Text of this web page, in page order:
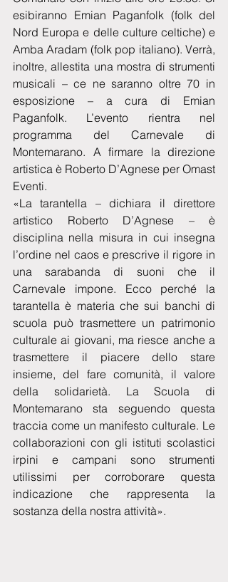
esibiranno Emian Paganfolk (folk del
Nord Europa e delle culture celtiche) e
Amba Aradam (folk pop italiano). Verrà,
inoltre, allestita una mostra di strumenti
musicali – ce ne saranno oltre 70 in
esposizione – a cura di Emian
Paganfolk. L’evento rientra nel
programma del Carnevale di
Montemarano. A firmare la direzione
artistica è Roberto D’Agnese per Omast
Eventi.
«La tarantella – dichiara il direttore
artistico Roberto D’Agnese – è
disciplina nella misura in cui insegna
l’ordine nel caos e prescrive il rigore in
una sarabanda di suoni che il
Carnevale impone. Ecco perché la
tarantella è materia che sui banchi di
scuola può trasmettere un patrimonio
culturale ai giovani, ma riesce anche a
trasmettere il piacere dello stare
insieme, del fare comunità, il valore
della solidarietà. La Scuola di
Montemarano sta seguendo questa
traccia come un manifesto culturale. Le
collaborazioni con gli istituti scolastici
irpini e campani sono strumenti
utilissimi per corroborare questa
indicazione che rappresenta la
sostanza della nostra attività».